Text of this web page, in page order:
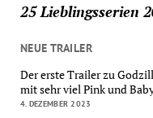
25 Lieblingsserien
NEUE TRAILER
Der erste Trailer zu
mit sehr viel Pink und
4. DEZEMBER 2023